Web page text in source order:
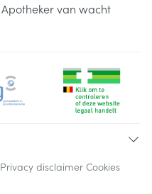
Apotheker van wacht
Privacy disclaimer Cookies